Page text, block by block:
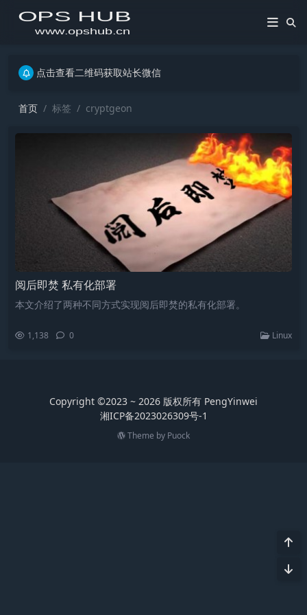
点击查看二维码获取站长微信
首页
标签 cryptgeon
阅后即焚 私有化部署
本文介绍了两种不同方式实现阅后即焚的私有化部署。
1,138 0 Linux
Copyright ©2023 ~ 2026 版权所有 PengYinwei
湘ICP备2023026309号-1
Theme by Puock